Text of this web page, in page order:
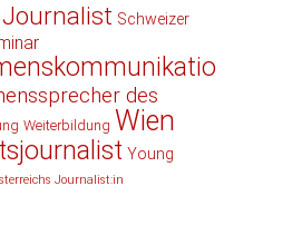
Schweizer
des
Weiterbildung Wien
Young
Journalist:in